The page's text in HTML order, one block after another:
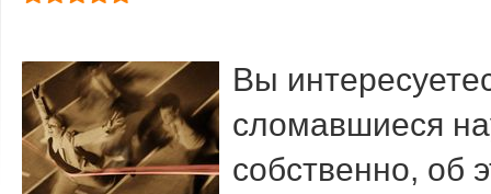
Вы
слοмавшиеся
собственно, об